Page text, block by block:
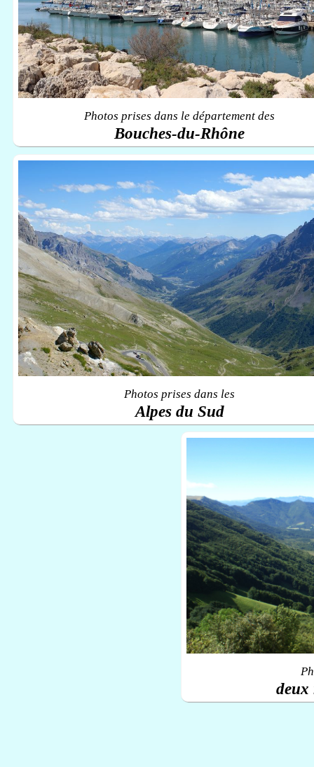
Photos prises dans le département des
Bouches-du-Rhône
Photos prises dans les
Alpes du Sud
deux